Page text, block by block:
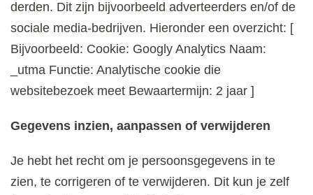
derden. Dit zijn bijvoorbeeld adverteerders en/of de
sociale media-bedrijven. Hieronder een overzicht: [
Bijvoorbeeld: Cookie: Googly Analytics Naam:
_utma Functie: Analytische cookie die
websitebezoek meet Bewaartermijn: 2 jaar ]
Gegevens inzien, aanpassen of verwijderen
Je hebt het recht om je persoonsgegevens in te
zien, te corrigeren of te verwijderen. Dit kun je zelf